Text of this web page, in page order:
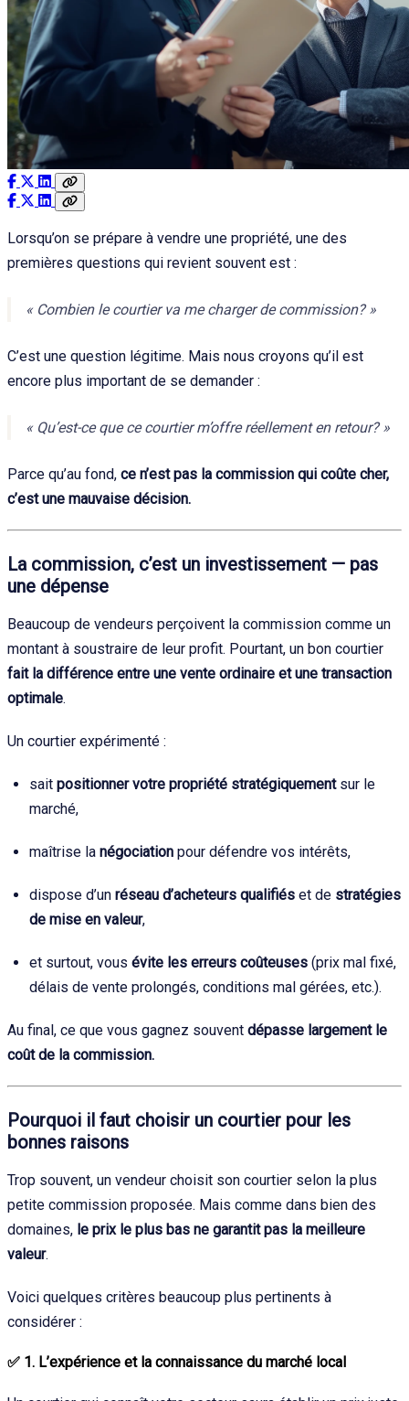
Lorsqu’on se prépare à vendre une propriété, une des
premières questions qui revient souvent est :
« Combien le courtier va me charger de commission? »
C’est une question légitime. Mais nous croyons qu’il est
encore plus important de se demander :
« Qu’est-ce que ce courtier m’offre réellement en retour? »
Parce qu’au fond, ce n’est pas la commission qui coûte cher,
c’est une mauvaise décision.
La commission, c’est un investissement — pas
une dépense
Beaucoup de vendeurs perçoivent la commission comme un
montant à soustraire de leur profit. Pourtant, un bon courtier
fait la différence entre une vente ordinaire et une transaction
optimale.
Un courtier expérimenté :
sait positionner votre propriété stratégiquementsur le
marché,
maîtrise la négociation pour défendre vos intérêts,
dispose d’un réseau d’acheteurs qualifiés et de stratégies
de mise en valeur,
et surtout, vous évite les erreurs coûteuses (prix mal fixé,
délais de vente prolongés, conditions mal gérées, etc.).
Au final, ce que vous gagnez souvent dépasse largement le
coût de la commission.
Pourquoi il faut choisir un courtier pour les
bonnes raisons
Trop souvent, un vendeur choisit son courtier selon la plus
petite commission proposée. Mais comme dans bien des
domaines, le prix le plus bas ne garantit pas la meilleure
valeur.
Voici quelques critères beaucoup plus pertinents à
considérer :
✅ 1. L’expérience et la connaissance du marché local